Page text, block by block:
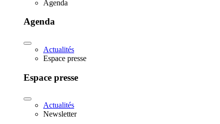
Agenda
Agenda
Actualités
Espace presse
Espace presse
Actualités
Newsletter